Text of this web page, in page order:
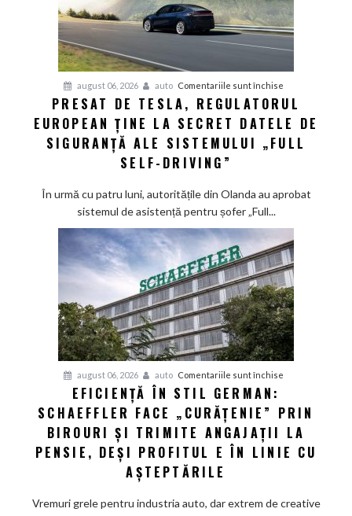
august 06, 2026 auto Comentariile sunt închise
de
Tesla,
ține
datele
de
siguranță
ale
sistemului
„Full
Self-
Driving”
PRESAT DE TESLA, REGULATORUL
EUROPEAN ȚINE LA SECRET DATELE DE
SIGURANȚĂ ALE SISTEMULUI „FULL
SELF-DRIVING”
În urmă cu patru luni, autoritățile din Olanda au aprobat
sistemul de asistență pentru șofer „Full...
august 06, 2026 auto Comentariile sunt închise
în
stil
Schaeffler
EFICIENȚĂ ÎN STIL GERMAN:
SCHAEFFLER FACE „CURĂȚENIE” PRIN
BIROURI ȘI TRIMITE ANGAJAȚII LA
PENSIE, DEȘI PROFITUL E ÎN LINIE CU
AȘTEPTĂRILE
Vremuri grele pentru industria auto, dar extrem de creative